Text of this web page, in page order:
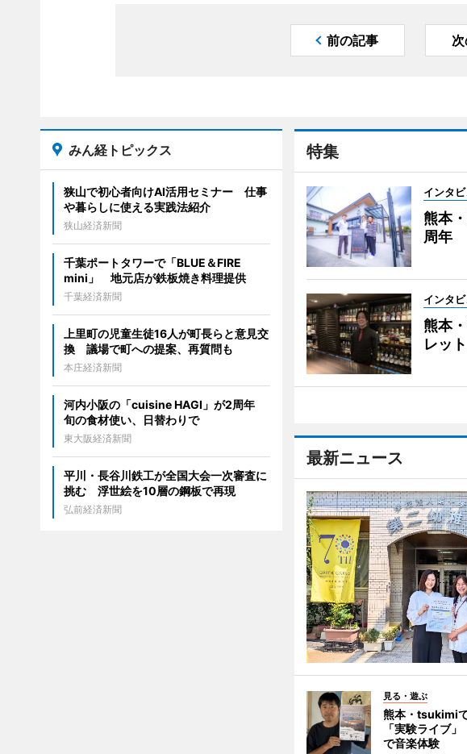
前の記事
特集
インタ
熊本
周年
インタ
熊本
レッ
最新ニュース
見る・遊ぶ
熊本・tsukimi
「実験ライブ
で音楽体験
みん経トピックス
狭山で初心者向けAI活用セミナー 仕事
や暮らしに使える実践法紹介
狭山経済新聞
千葉ポートタワーで「BLUE＆FIRE
mini」 地元店が鉄板焼き料理提供
千葉経済新聞
上里町の児童生徒16人が町長らと意見交
換 議場で町への提案、再質問も
本庄経済新聞
河内小阪の「cuisine HAGI」が2周年
旬の食材使い、日替わりで
東大阪経済新聞
平川・長谷川鉄工が全国大会一次審査に
挑む 浮世絵を10層の鋼板で再現
弘前経済新聞